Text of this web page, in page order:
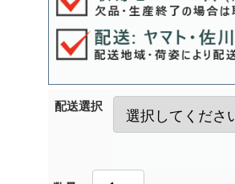
配送選択